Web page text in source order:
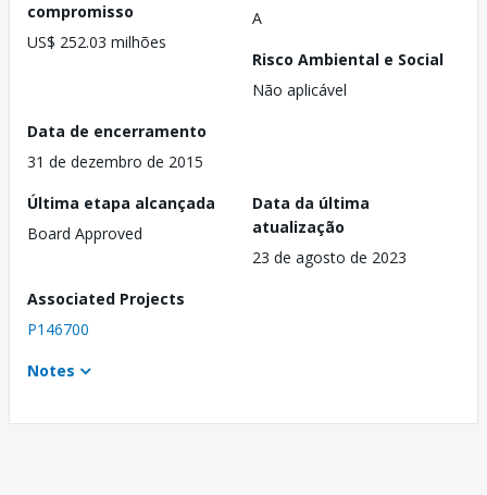
compromisso
US$ 252.03 milhões
A
Risco Ambiental e Social
Não aplicável
Data de encerramento
31 de dezembro de 2015
Última etapa alcançada
Board Approved
Data da última
atualização
23 de agosto de 2023
Associated Projects
P146700
Notes